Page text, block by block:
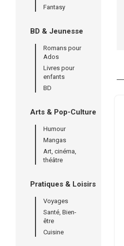
Fantasy
BD & Jeunesse
Romans pour
Ados
Livres pour
enfants
BD
Arts & Pop-Culture
Humour
Mangas
Art, cinéma,
théâtre
Pratiques & Loisirs
Voyages
Santé, Bien-
être
Cuisine